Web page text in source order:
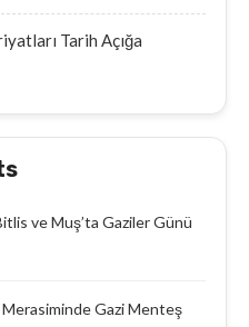
Tarih Açığa
ve Muş’ta Gaziler Günü
Gazi Menteş